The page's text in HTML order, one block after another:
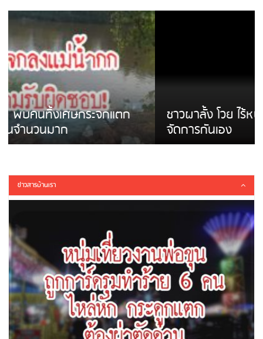
ชาวผาลั้ง โวย ไร้หน่วยงานดูแล ดินสไลด์ ต้อง
จัดการกันเอง
ข่าวสารบ้านเรา